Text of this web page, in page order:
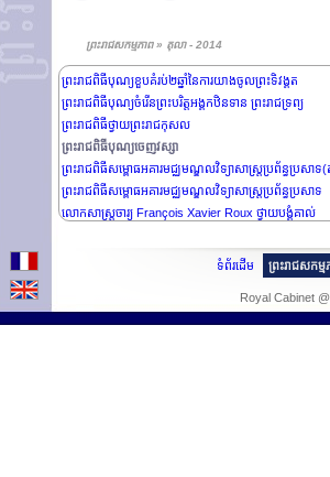
ព្រះរាជសកម្មភាព » តុលា - 2014
ព្រះរាជពិធីបុណ្យខួបគំរប់២ឆ្នាំនៃការយាងចូលព្រះទិវង្គត
ព្រះរាជពិធីបុណ្យចំរើនព្រះបរិត្តអង្គកឋិនទាន ព្រះរាជទ្រព្យ
ព្រះរាជពិធីថ្វាយព្រះរាជកុសល
ព្រះរាជពិធីបុណ្យចេញវស្សា
ព្រះរាជពិធីសម្ពោធអគារមជ្ឈមណ្ឌលវិទ្យាសាស្រ្តប្រព័ន្ធប្រសាទ
ព្រះរាជពិធីសម្ពោធអគារមជ្ឈមណ្ឌលវិទ្យាសាស្រ្តប្រព័ន្ធប្រសាទ
លោកសាស្រ្តចារ្យ François Xavier Roux ថ្វាយបង្គំគាល់
ទំព័រដើម ព្រះរាជសកម្ម
Royal Cabinet